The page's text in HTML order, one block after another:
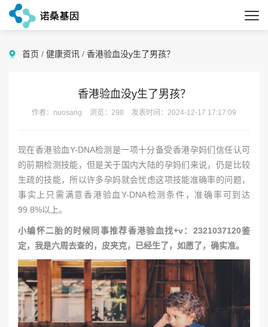
首页 / 健康资讯 / 香港验血没y生了男孩？
香港验血没y生了男孩？
作者：nuosang 浏览：298 发表时间：2024-12-17 17:17:09
现在香港验血Y-DNA检测是一项十分备受香港孕妈们信任认可
的前期检测技能，但是关于国内大陆的孕妈们来说，仍是比较
生疏的技能，所以许多孕妈就会忧虑这项技能准确率的问题，
事实上只需满意香港验血Y-DNA检测条件，准确率可到达
99.8%以上。
小编怀二胎的时候同事推荐香港验血找+v：2321037120鉴
定，我是六周去查的，皮夹克，已经生了，如愿了，确实准。